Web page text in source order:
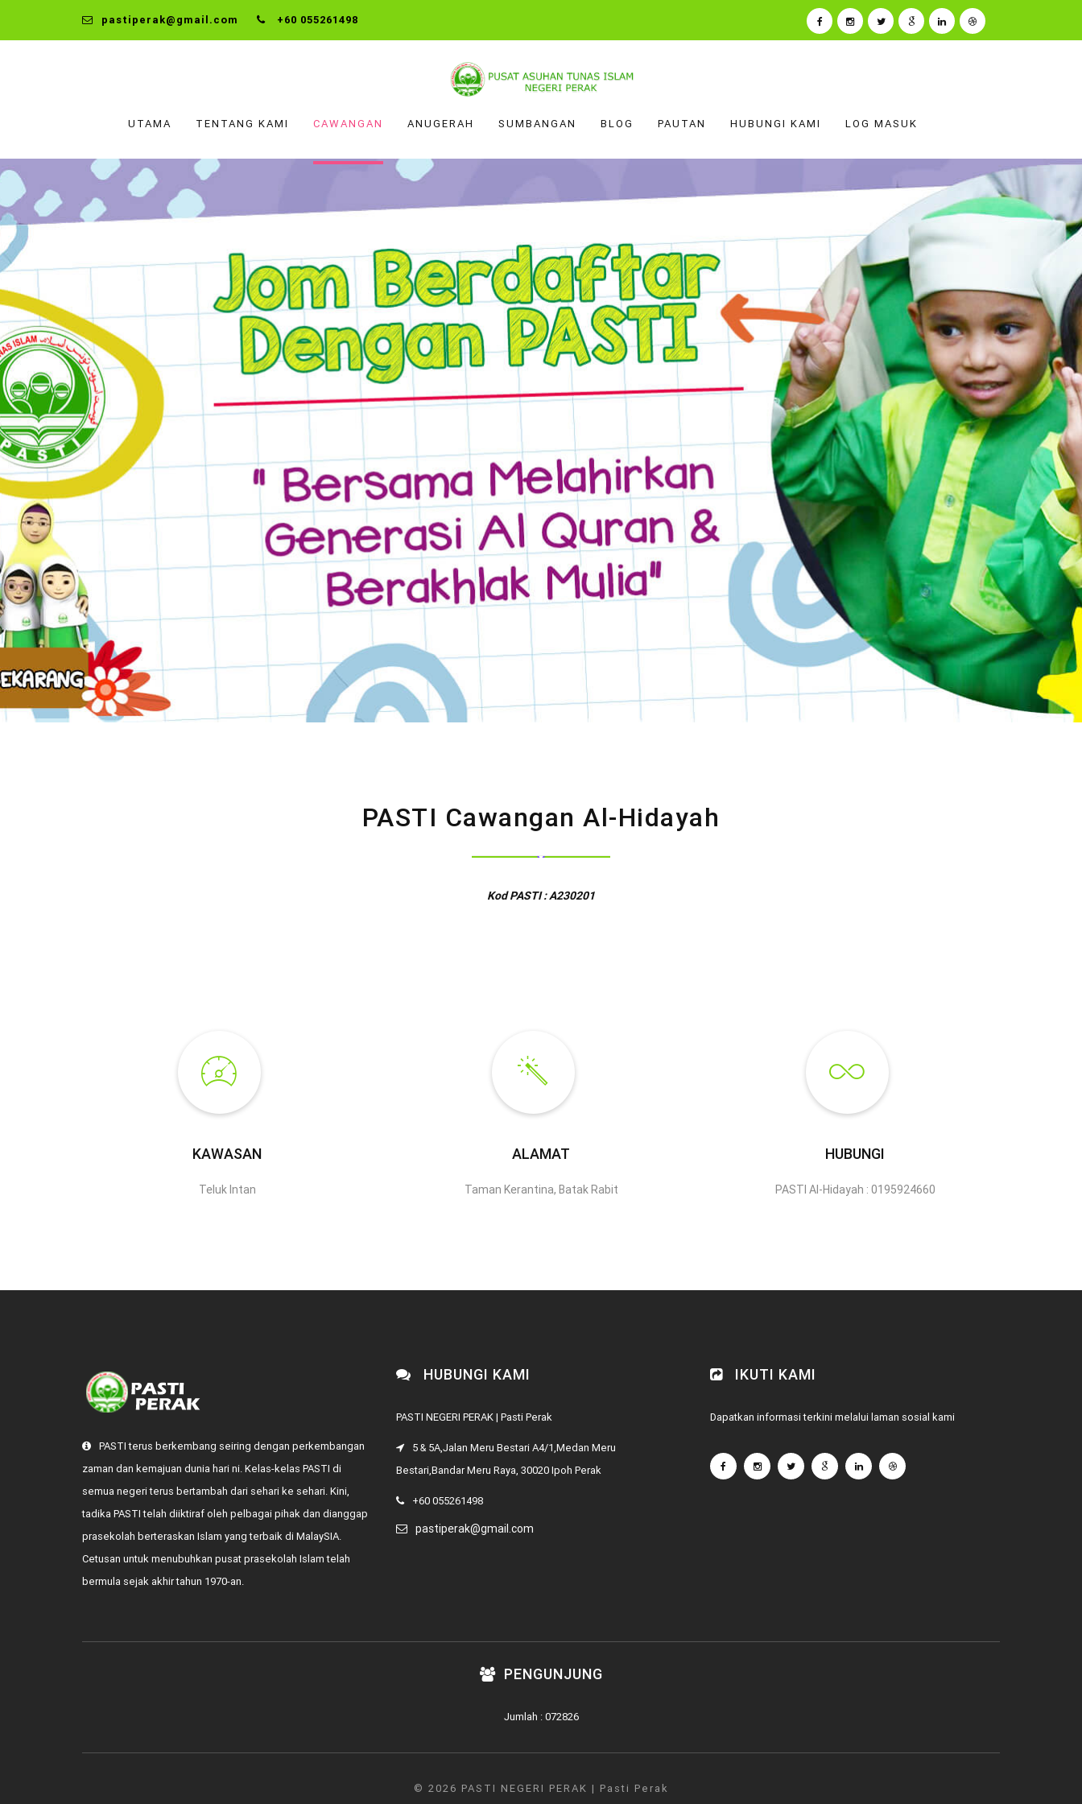
pastiperak@gmail.com +60 055261498
UTAMA TENTANG KAMI CAWANGAN ANUGERAH SUMBANGAN BLOG PAUTAN HUBUNGI KAMI LOG MASUK
PASTI Cawangan Al-Hidayah
Kod PASTI : A230201
KAWASAN
Teluk Intan
ALAMAT
Taman Kerantina, Batak Rabit
HUBUNGI
PASTI Al-Hidayah : 0195924660
PASTI terus berkembang seiring dengan perkembangan
zaman dan kemajuan dunia hari ni. Kelas-kelas PASTI di
semua negeri terus bertambah dari sehari ke sehari. Kini,
tadika PASTI telah diiktiraf oleh pelbagai pihak dan dianggap
prasekolah berteraskan Islam yang terbaik di MalaySIA.
Cetusan untuk menubuhkan pusat prasekolah Islam telah
bermula sejak akhir tahun 1970-an.
HUBUNGI KAMI
PASTI NEGERI PERAK | Pasti Perak
5 & 5A,Jalan Meru Bestari A4/1,Medan Meru
Bestari,Bandar Meru Raya, 30020 Ipoh Perak
+60 055261498
pastiperak@gmail.com
IKUTI KAMI
Dapatkan informasi terkini melalui laman sosial kami
PENGUNJUNG
Jumlah : 072826
© 2026 PASTI NEGERI PERAK | Pasti Perak